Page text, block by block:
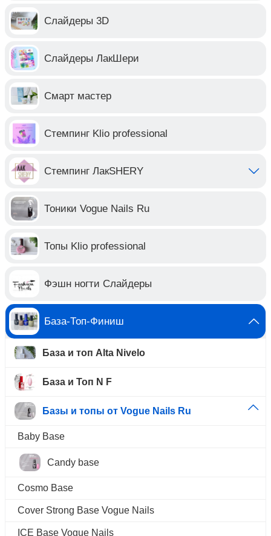
Слайдеры 3D
Слайдеры ЛакШери
Смарт мастер
Стемпинг Klio professional
Стемпинг ЛакSHERY
Тоники Vogue Nails Ru
Топы Klio professional
Фэшн ногти Слайдеры
База-Топ-Финиш
База и топ Alta Nivelo
База и Топ N F
Базы и топы от Vogue Nails Ru
Baby Base
Candy base
Cosmo Base
Cover Strong Base Vogue Nails
ICE Base Vogue Nails